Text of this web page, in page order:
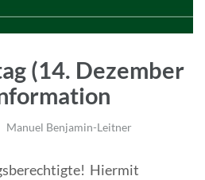
(14. Dezember
Manuel Benjamin-Leitner
Hiermit